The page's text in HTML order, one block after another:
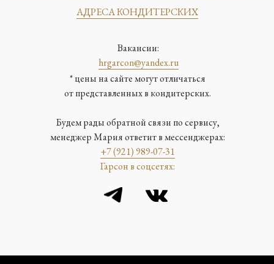
Вакансии:
hrgarcon@yandex.ru
АДРЕСА КОНДИТЕРСКИХ
* цены на сайте могут отличаться
от представленных в кондитерских.
Будем рады обратной связи по сервису,
менеджер Мария ответит в мессенджерах:
+7 (921) 989-07-31
Гарсон в соцсетях: